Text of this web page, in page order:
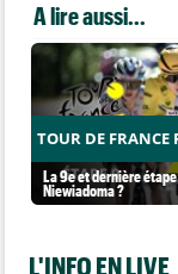
A lire aussi...
TOUR DE FRANCE
La 9e et dernière
Niewiadoma ?
L'INFO EN LIVE